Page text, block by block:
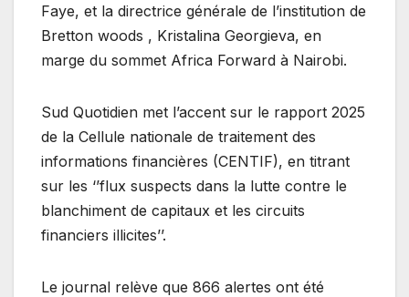
Faye, et la directrice générale de l’institution de
Bretton woods , Kristalina Georgieva, en
marge du sommet Africa Forward à Nairobi.
Sud Quotidien met l’accent sur le rapport 2025
de la Cellule nationale de traitement des
informations financières (CENTIF), en titrant
sur les ‘’flux suspects dans la lutte contre le
blanchiment de capitaux et les circuits
financiers illicites’’.
Le journal relève que 866 alertes ont été